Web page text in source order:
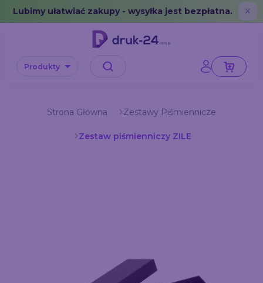
Error: No data in cache or invalid format
Lubimy ułatwiać zakupy - wysyłka jest bezpłatna. ✕
Produkty
Strona Główna Zestawy Piśmiennicze
Zestaw piśmienniczy ZILE